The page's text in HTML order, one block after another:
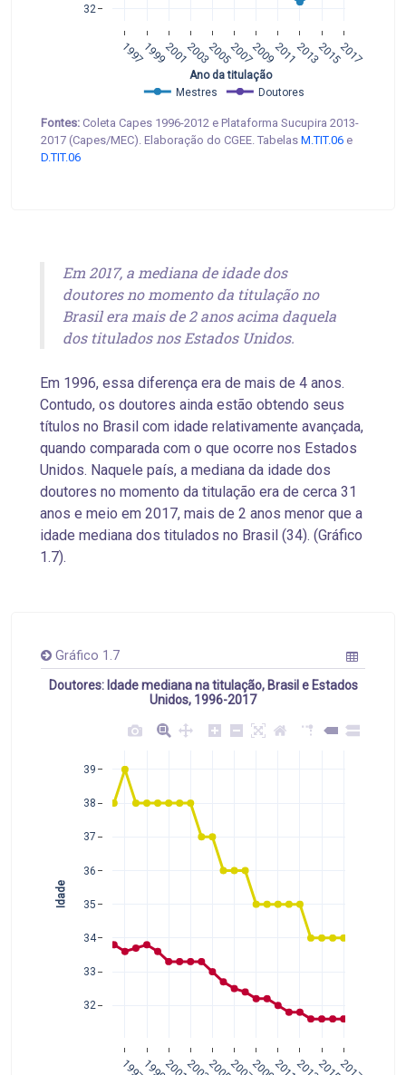
19971999200120032005200720092011201320152017
32
Mestres Doutores
Ano da titulação
Fontes: Coleta Capes 1996-2012 e Plataforma Sucupira 2013-
2017 (Capes/MEC). Elaboração do CGEE. Tabelas M.TIT.06 e
D.TIT.06
Em 2017, a mediana de idade dos
doutores no momento da titulação no
Brasil era mais de 2 anos acima daquela
dos titulados nos Estados Unidos.
Em 1996, essa diferença era de mais de 4 anos.
Contudo, os doutores ainda estão obtendo seus
títulos no Brasil com idade relativamente avançada,
quando comparada com o que ocorre nos Estados
Unidos. Naquele país, a mediana da idade dos
doutores no momento da titulação era de cerca 31
anos e meio em 2017, mais de 2 anos menor que a
idade mediana dos titulados no Brasil (34). (Gráfico
1.7).
Gráfico 1.7
Doutores: Idade mediana na titulação, Brasil e Estados
Unidos, 1996-2017
32
33
34
35
36
37
38
39
Idade